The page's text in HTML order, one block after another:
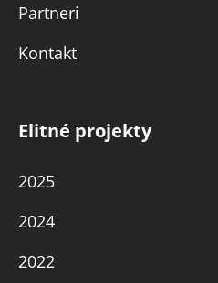
Partneri
Kontakt
Elitné projekty
2025
2024
2022